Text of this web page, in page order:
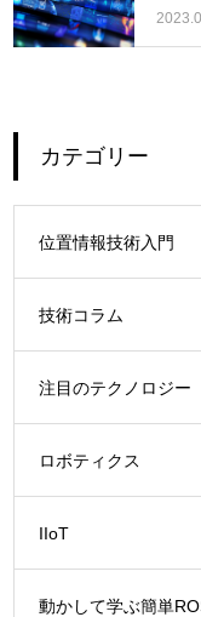
カテゴリー
位置情報技術入門
技術コラム
注目のテクノロジー
ロボティクス
IIoT
動かして学ぶ簡単